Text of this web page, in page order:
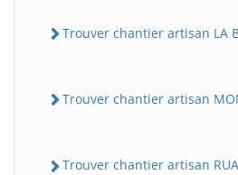
Trouver chantier artisan LA
Trouver chantier artisan
Trouver chantier artisan